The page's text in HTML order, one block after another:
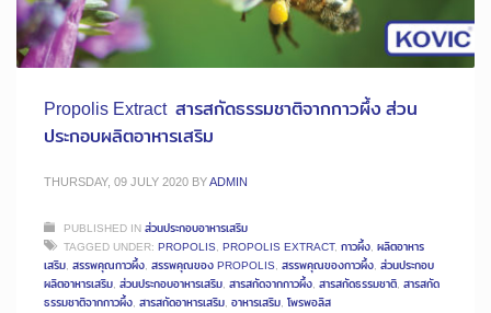
Propolis Extract สารสกัดธรรมชาติจากกาวผึ้ง ส่วน
ประกอบผลิตอาหารเสริม
THURSDAY, 09 JULY 2020 BYADMIN
PUBLISHED INส่วนประกอบอาหารเสริม
TAGGED UNDER: PROPOLIS, PROPOLIS EXTRACT, กาวผึ้ง, ผลิตอาหาร
เสริม, สรรพคุณกาวผึ้ง, สรรพคุณของ PROPOLIS, สรรพคุณของกาวผึ้ง, ส่วนประกอบ
ผลิตอาหารเสริม, ส่วนประกอบอาหารเสริม, สารสกัดจากกาวผึ้ง, สารสกัดธรรมชาติ, สารสกัด
ธรรมชาติจากกาวผึ้ง, สารสกัดอาหารเสริม, อาหารเสริม, โพรพอลิส